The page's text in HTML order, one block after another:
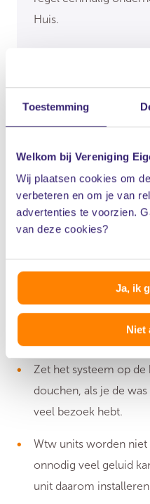
Toestemming
Welkom bij Vereniging
Wij plaatsen cookies om
verbeteren en om je van
advertenties te voorzien.
van deze cookies?
Ja, ik
Niet
Huis.
Elke 2 jaar
Voorkom
Exclusief
Regel het direct
Ventilatie
Zet het systeem op
douchen, als je de
veel bezoek hebt.
Wtw units worden
onnodig veel geluid
unit daarom